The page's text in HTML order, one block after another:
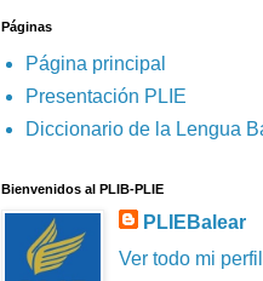
Páginas
Página principal
Presentación PLIE
Diccionario de la Lengua
Bienvenidos al PLIB-PLIE
PLIEBalear
Ver todo mi perfil